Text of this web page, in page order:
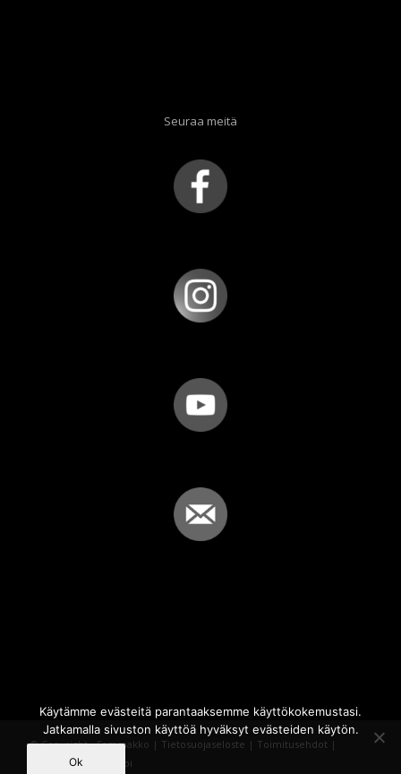
Seuraa meitä
© Copyright - Sammakko | Tietosuojaseloste | Toimitusehdot |
Powered by
iQWebbi
Käytämme evästeitä parantaaksemme käyttökokemustasi.
Jatkamalla sivuston käyttöä hyväksyt evästeiden käytön.
Ok